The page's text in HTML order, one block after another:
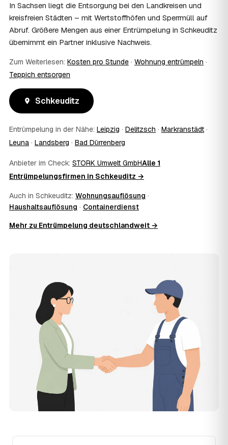
Zentrum vermittelt die Entrümpler, entscheidet aber nicht
über die Kostenübernahme.
08 Bekomme ich einen Entsorgungsnachweis?
Ja. Die Partner entsorgen über zugelassene Höfe und
wichtig zum Beispiel für Vermieter, Nachlassverwaltung
oder die eigene Dokumentation.
09 Muss ich bei der Entrümpelung anwesend sein?
Nicht zwingend. Viele Kunden in Schkeuditz sind nur zur
Übergabe und zum Abschluss vor Ort; den genauen
direkt mit dem Entrümpler ab.
10 Was ist im Festpreis enthalten?
Ausräumen, Tragen und Verladen, den Transport sowie die
fachgerechte Entsorgung ab — auf Wunsch inklusive
Zusatzkosten: Was vereinbart ist, gilt. Anrechenbare
Wertgegenstände senken den Endpreis zusätzlich.
11
Was kostet die Anfrage über AWL Zentrum?
nur der Entrümpler, den Sie selbst auswählen.
Was kostet die Entrümpelung einer normalen
Wohnung in Schkeuditz?
Für eine durchschnittliche Wohnung mit rund 65 m² liegen
die Kosten in Schkeuditz bei etwa 1.840 €, das entspricht
im Schnitt rund 30,8 € je Quadratmeter. Zugänglichkeit
(Etage, Aufzug), Menge und Sperrmüllanteil verschieben
den Preis nach oben oder unten — den genauen
Festpreis nennt Ihnen der Entrümpler nach kurzer
Beschreibung.
Werden Entrümpelungen in Schkeuditz in
Zukunft teurer?
Seit 2020 verlief die Preisentwicklung in Schkeuditz
2021. Eine Prognose lässt sich daraus nicht ableiten,
In Sachsen liegt die Entsorgung bei den Landkreisen und
kreisfreien Städten – mit Wertstoffhöfen und Sperrmüll auf
Abruf. Größere Mengen aus einer Entrümpelung in Schkeuditz
übernimmt ein Partner inklusive Nachweis.
Zum Weiterlesen: Kosten pro Stunde · Wohnung entrümpeln ·
Teppich entsorgen
Schkeuditz
Entrümpelung in der Nähe: Leipzig · Delitzsch · Markranstädt ·
Leuna · Landsberg · Bad Dürrenberg
Anbieter im Check: STORK Umwelt GmbHAlle 1
Entrümpelungsfirmen in Schkeuditz →
Auch in Schkeuditz: Wohnungsauflösung ·
Haushaltsauflösung · Containerdienst
Mehr zu Entrümpelung deutschlandweit →